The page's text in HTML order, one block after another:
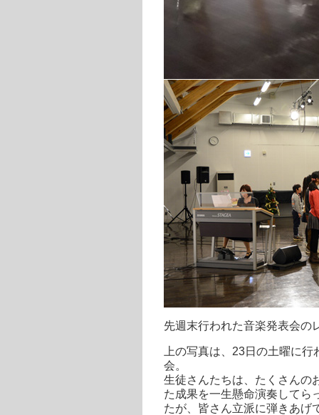
先週末行われた音楽発表会の
上の写真は、23日の土曜に
会。
生徒さんたちは、たくさんの
た成果を一生懸命演奏してら
たが、皆さん立派に弾きあげ